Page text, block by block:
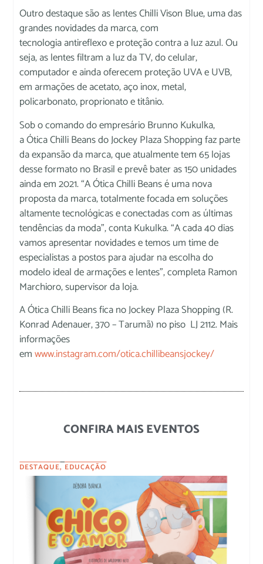
Outro destaque são as lentes Chilli Vison Blue, uma das
grandes novidades da marca, com
tecnologia antireflexo e proteção contra a luz azul. Ou
seja, as lentes filtram a luz da TV, do celular,
computador e ainda oferecem proteção UVA e UVB,
em armações de acetato, aço inox, metal,
policarbonato, proprionato e titânio.
Sob o comando do empresário Brunno Kukulka,
a Ótica Chilli Beans do Jockey Plaza Shopping faz parte
da expansão da marca, que atualmente tem 65 lojas
desse formato no Brasil e prevê bater as 150 unidades
ainda em 2021. “A Ótica Chilli Beans é uma nova
proposta da marca, totalmente focada em soluções
altamente tecnológicas e conectadas com as últimas
tendências da moda”, conta Kukulka. “A cada 40 dias
vamos apresentar novidades e temos um time de
especialistas a postos para ajudar na escolha do
modelo ideal de armações e lentes”, completa Ramon
Marchioro, supervisor da loja.
A Ótica Chilli Beans fica no Jockey Plaza Shopping (R.
Konrad Adenauer, 370 – Tarumã) no piso LJ 2112. Mais
informações
emwww.instagram.com/otica.chillibeansjockey/
CONFIRA MAIS EVENTOS
DESTAQUE, EDUCAÇÃO